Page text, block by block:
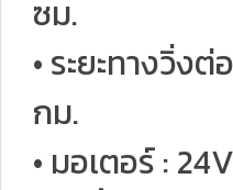
ซม.
• ระยะทางวิ่ง
กม.
• มอเตอร์ :